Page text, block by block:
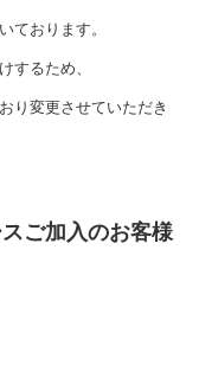
ております。
するため、
り変更させていただき
ご加入のお客様